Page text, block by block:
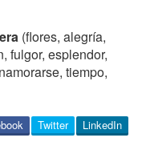
(flores, alegría,
fulgor, esplendor,
tiempo,
LinkedIn
Twitter